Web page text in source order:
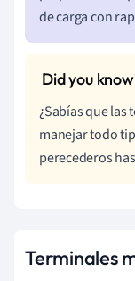
de carga con
¿Sabías que las
manejar todo
perecederos
Terminales